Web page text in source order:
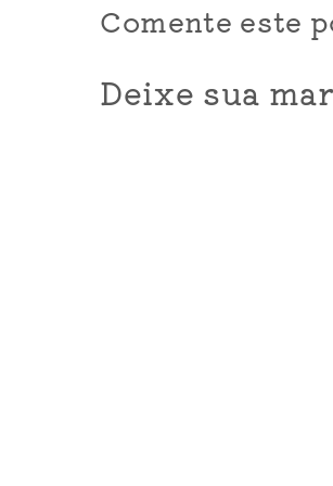
Comente este
Deixe sua